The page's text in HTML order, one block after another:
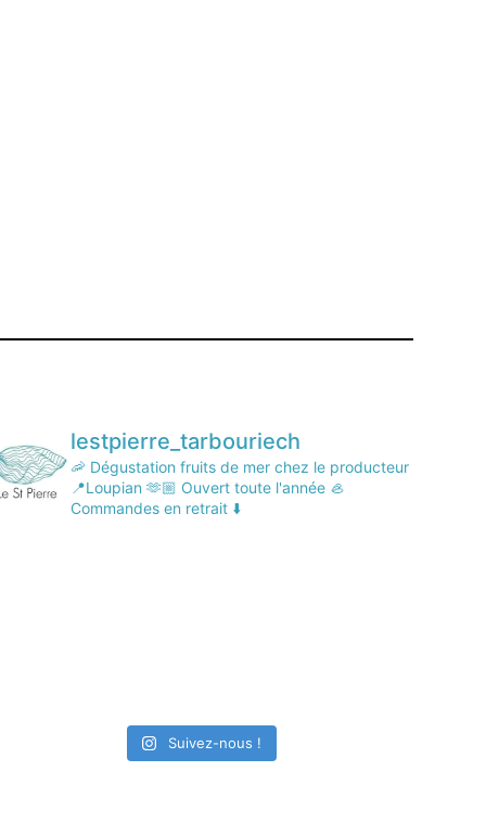
lestpierre_tarbouriech
🦐 Dégustation fruits de mer chez le producteur
📍Loupian 🫶🏼 Ouvert toute l'année 🦪
Commandes en retrait ⬇️
Suivez-nous !